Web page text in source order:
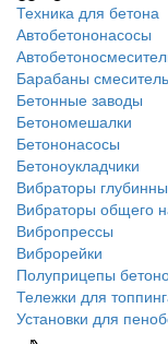
Техника для бетона
Автобетононасосы
Барабаны
Бетонные заводы
Бетономешалки
Бетононасосы
Бетоноукладчики
Вибраторы
Вибраторы общего
Вибропрессы
Виброрейки
Полуприцепы
Тележки для
Установки для